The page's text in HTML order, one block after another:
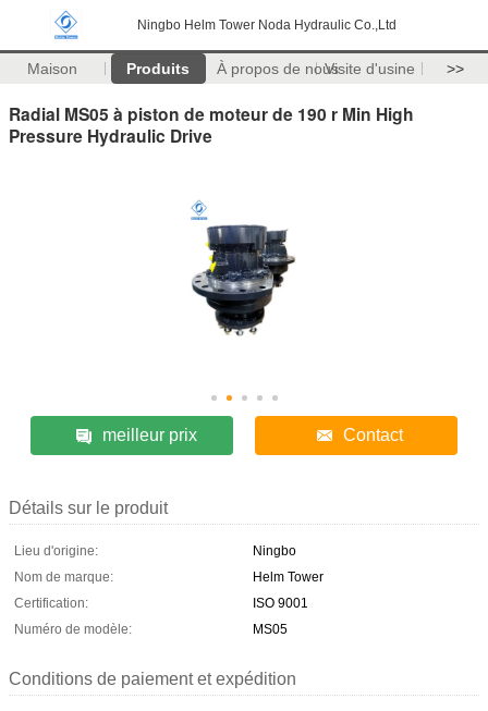
Ningbo Helm Tower Noda Hydraulic Co.,Ltd
Maison Produits À propos de nousVisite d'usine >>
Radial MS05 à piston de moteur de 190 r Min High
Pressure Hydraulic Drive
meilleur prix Contact
Détails sur le produit
Lieu d'origine:
Ningbo
Nom de marque:
Helm Tower
Certification:
ISO 9001
Numéro de modèle:
MS05
Conditions de paiement et expédition